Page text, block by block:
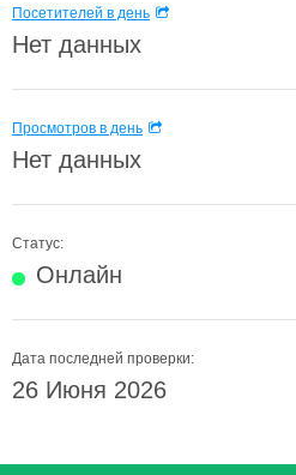
Посетителей в день
Нет данных
Просмотров в день
Нет данных
Статус:
Онлайн
Дата последней проверки:
26 Июня 2026